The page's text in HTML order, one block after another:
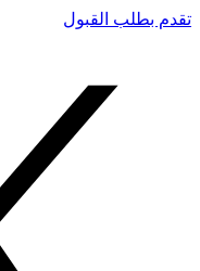
تقدم بطلب القبول